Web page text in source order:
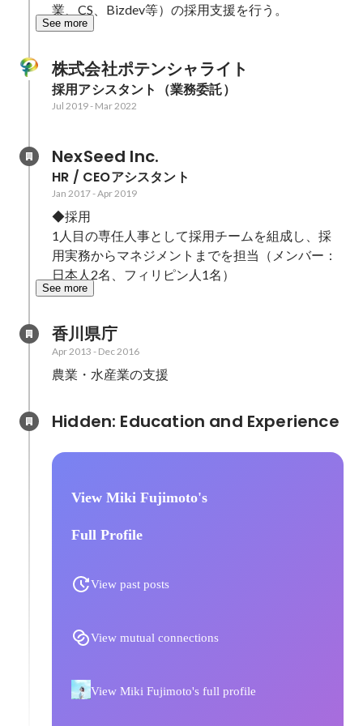
業、CS、Bizdev等）の採用支援を行う。
See more
株式会社ポテンシャライト
採用アシスタント（業務委託）
Jul 2019- Mar 2022
NexSeed Inc.
HR / CEOアシスタント
Jan 2017-Apr 2019
◆採用
1人目の専任人事として採用チームを組成し、採
用実務からマネジメントまでを担当（メンバー：
日本人2名、フィリピン人1名）
See more
香川県庁
Apr 2013 - Dec 2016
農業・水産業の支援
View Miki Fujimoto's
Full Profile
View past posts
View mutual connections
View Miki Fujimoto's full profile